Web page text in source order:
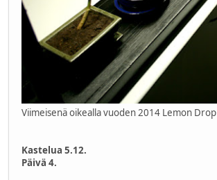
Viimeisenä oikealla vuoden 2014 Lemon Drop
Kastelua 5.12.
Päivä 4.